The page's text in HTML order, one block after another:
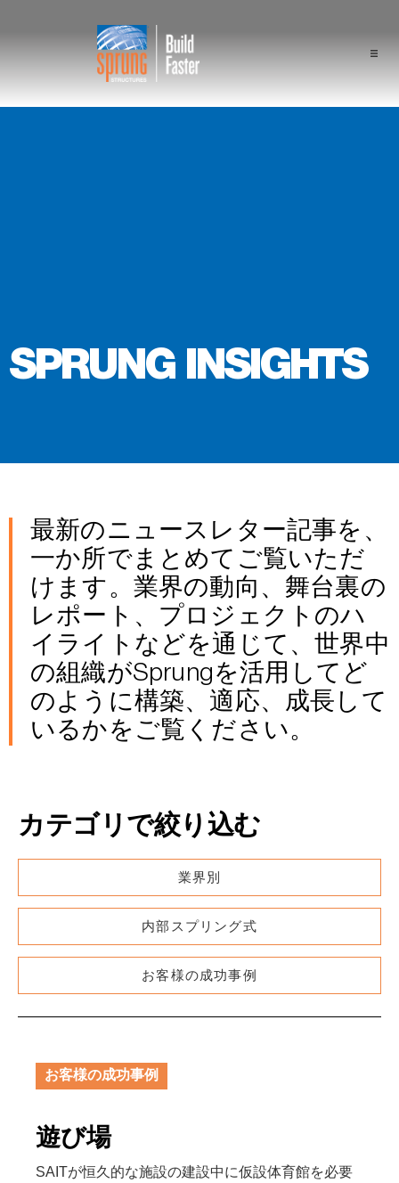
SPRUNG INSIGHTS
最新のニュースレター記事を、
一か所でまとめてご覧いただ
けます。業界の動向、舞台裏の
レポート、プロジェクトのハ
イライトなどを通じて、世界中
の組織がSprungを活用してど
のように構築、適応、成長して
いるかをご覧ください。
カテゴリで絞り込む
業界別
内部スプリング式
お客様の成功事例
お客様の成功事例
遊び場
SAITが恒久的な施設の建設中に仮設体育館を必要